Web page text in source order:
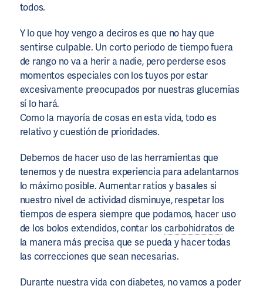
todos.
Y lo que hoy vengo a deciros es que no hay que
sentirse culpable. Un corto periodo de tiempo fuera
de rango no va a herir a nadie, pero perderse esos
momentos especiales con los tuyos por estar
excesivamente preocupados por nuestras glucemias
sí lo hará.
Como la mayoría de cosas en esta vida, todo es
relativo y cuestión de prioridades.
Debemos de hacer uso de las herramientas que
tenemos y de nuestra experiencia para adelantarnos
lo máximo posible. Aumentar ratios y basales si
nuestro nivel de actividad disminuye, respetar los
tiempos de espera siempre que podamos, hacer uso
de los bolos extendidos, contar los carbohidratos de
la manera más precisa que se pueda y hacer todas
las correcciones que sean necesarias.
Durante nuestra vida con diabetes, no vamos a poder